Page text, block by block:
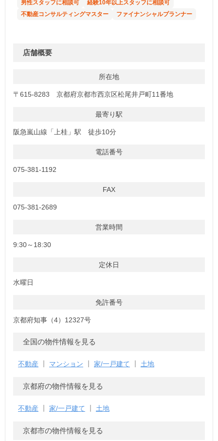
男性スタッフに相談可
経験10年以上スタッフに相談可
不動産コンサルティングマスター
ファイナンシャルプランナー
店舗概要
所在地
〒615-8283 京都府京都市西京区松尾井戸町11番地
最寄り駅
阪急嵐山線「上桂」駅 徒歩10分
電話番号
075-381-1192
FAX
075-381-2689
営業時間
9:30～18:30
定休日
水曜日
免許番号
京都府知事（4）12327号
全国の物件情報を見る
不動産 マンション 家/一戸建て 土地
京都府の物件情報を見る
不動産 家/一戸建て 土地
京都市の物件情報を見る